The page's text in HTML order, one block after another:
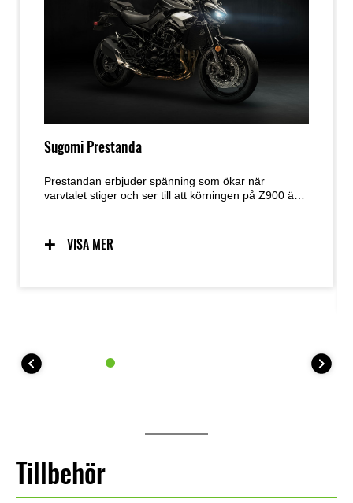
Sugomi Prestanda
Prestandan erbjuder spänning som ökar när
varvtalet stiger och ser till att körningen på Z900 är
smidiga hantering.
VISA MER
Tillbehör